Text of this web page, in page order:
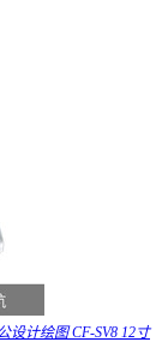
设计绘图 CF-SV8 12寸